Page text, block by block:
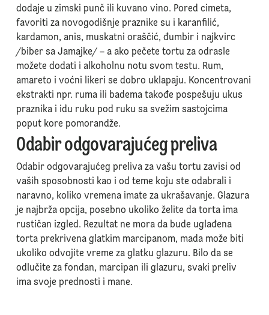
dodaje u zimski punč ili kuvano vino. Pored cimeta,
favoriti za novogodišnje praznike su i karanfilić,
kardamon, anis, muskatni oraščić, đumbir i najkvirc
/biber sa Jamajke/ – a ako pečete tortu za odrasle
možete dodati i alkoholnu notu svom testu. Rum,
amareto i voćni likeri se dobro uklapaju. Koncentrovani
ekstrakti npr. ruma ili badema takođe pospešuju ukus
praznika i idu ruku pod ruku sa svežim sastojcima
poput kore pomorandže.
Odabir odgovarajućeg preliva
Odabir odgovarajućeg preliva za vašu tortu zavisi od
vaših sposobnosti kao i od teme koju ste odabrali i
naravno, koliko vremena imate za ukrašavanje. Glazura
je najbrža opcija, posebno ukoliko želite da torta ima
rustičan izgled. Rezultat ne mora da bude uglađena
torta prekrivena glatkim marcipanom, mada može biti
ukoliko odvojite vreme za glatku glazuru. Bilo da se
odlučite za fondan, marcipan ili glazuru, svaki preliv
ima svoje prednosti i mane.